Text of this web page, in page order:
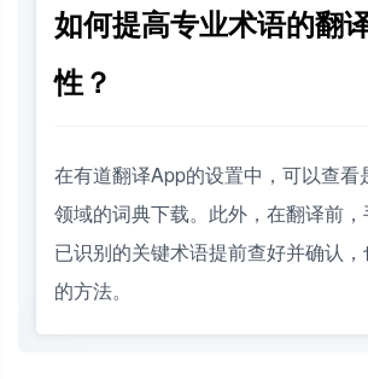
如何提高专业术语的翻
性？
在有道翻译App的设置中，可以查看
领域的词典下载。此外，在翻译前
已识别的关键术语提前查好并确认
的方法。